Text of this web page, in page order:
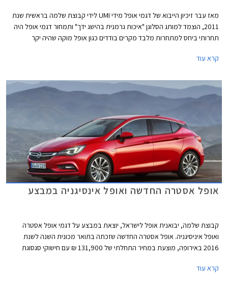
מאז עבר זיכיון הייבוא של דגמי אופל מידי UMI לידי קבוצת שלמה בראשית שנת
2011, הוצמד למותג הסלוגן "איכות גרמנית בהישג ידך" ותמחור דגמי אופל היה
תחרותי ביחס למתחרות מלבד מקרים בודדים כגון אופל מוקה שהיה יקר
המסירות הכלליות של רכבים בתקופה האמורה גדל בלמעלה מ- 15%. באופן
ריאלי ירדו מסירות אופל השנה והמשמעות היא שחלקה בשוק הרכב בישראל
שיבואנית אופל הייתה מעוניינת לראות גידול ניכר במסירות רכבי אופל, בייחוד
נוכח השקת אופל אסטרה החדשה החשובה מאוד עבור היבואנית.
קרא עוד
אופל אסטרה החדשה ואופל אינסיגניה במבצע
קבוצת שלמה, יבואנית אופל לישראל, יוצאת במבצע על דגמי אופל אסטרה
ואופל איניסיגניה. אופל אסטרה החדשה שזכתה בתואר מכונית השנה לשנת
2016 באירופה, מוצעת במחיר התחלתי של 131,900 ₪ עם חישוקי סגסוגת
קרא עוד